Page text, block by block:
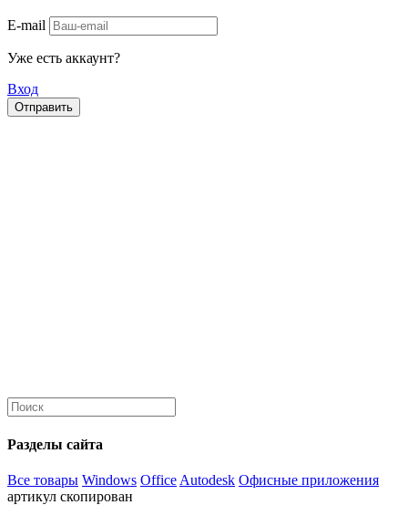
E-mail
Уже есть аккаунт?
Вход
Отправить
Разделы сайта
Все товары Windows Office Autodesk Офисные приложения
артикул скопирован